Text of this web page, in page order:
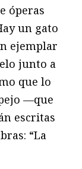
óperas
un gato
ejemplar
junto a
que lo
—que
escritas
“La